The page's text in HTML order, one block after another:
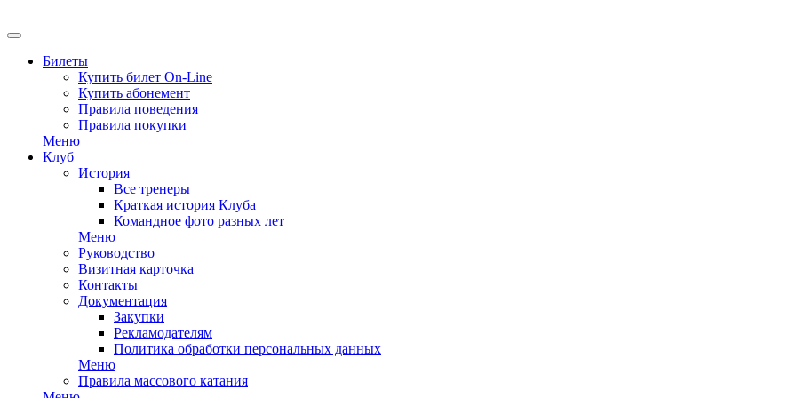
Билеты
Купить билет On-Line
Купить абонемент
Правила поведения
Правила покупки
Меню
Клуб
История
Все тренеры
Краткая история Клуба
Командное фото разных лет
Меню
Руководство
Визитная карточка
Контакты
Документация
Закупки
Рекламодателям
Политика обработки персональных данных
Меню
Правила массового катания